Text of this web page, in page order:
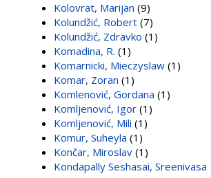
Kolovrat, Marijan (9)
Kolundžić, Robert (7)
Kolundžić, Zdravko (1)
Komadina, R. (1)
Komarnicki, Mieczyslaw (1)
Komar, Zoran (1)
Komlenović, Gordana (1)
Komljenović, Igor (1)
Komljenović, Mili (1)
Komur, Suheyla (1)
Končar, Miroslav (1)
Kondapally Seshasai, Sreenivasa